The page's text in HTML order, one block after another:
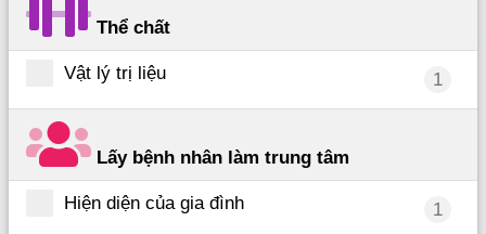
Thể chất
Vật lý trị liệu 1
Lấy bệnh nhân làm trung tâm
Hiện diện của gia đình 1